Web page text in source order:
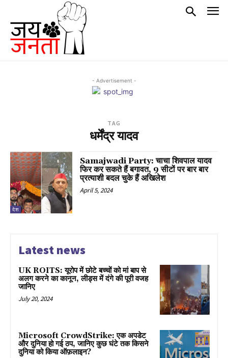
- Advertisement -
TAG
धर्मेंद्र यादव
देश
Samajwadi Party: चाचा शिवपाल यादव
फिर कर सकते हैं बगावत, 9 सीटों पर बार बार
प्रत्याशी बदल चुके हैं अखिलेश
April 5, 2024
Latest news
UK ROITS: यूरोप में छोटे बच्चों को मां बाप से
अलग करने का कानून, लीड्स में दंगे की पूरी वजह
जानिए
July 20, 2024
Microsoft CrowdStrike: एक अपडेट
और दुनिया हो गई ठप, जानिए कुछ घंटे तक किसने
दुनिया को किया ऑफ़लाइन?